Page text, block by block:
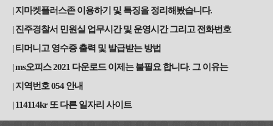
지마켓플러스존 이용하기 및 특징을 정리해봤습니다.
진주경찰서 민원실 업무시간 및 운영시간 그리고 전화번호
티머니고 영수증 출력 및 발급받는 방법
ms오피스 2021 다운로드 이제는 불필요 합니다. 그 이유는
지역번호 054 안내
114114kr 또 다른 일자리 사이트